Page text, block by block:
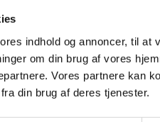
indhold og annoncer, til
om din brug af vores
Vores partnere kan
din brug af deres tjenester.
brugeres
intern analyse og
Indsamler
hjemmesiden
gennemsnitlige